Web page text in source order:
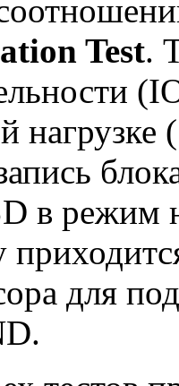
Test.
нагрузке
в
для